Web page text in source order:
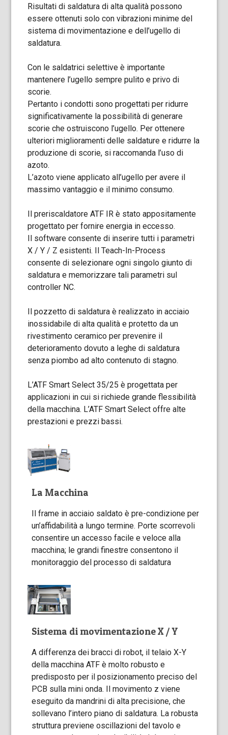
Risultati di saldatura di alta qualità possono
essere ottenuti solo con vibrazioni minime del
sistema di movimentazione e dell’ugello di
saldatura.
Con le saldatrici selettive è importante
mantenere l’ugello sempre pulito e privo di
scorie.
Pertanto i condotti sono progettati per ridurre
significativamente la possibilità di generare
scorie che ostruiscono l’ugello. Per ottenere
ulteriori miglioramenti delle saldature e ridurre la
produzione di scorie, si raccomanda l’uso di
azoto.
L’azoto viene applicato all’ugello per avere il
massimo vantaggio e il minimo consumo.
Il preriscaldatore ATF IR è stato appositamente
progettato per fornire energia in eccesso.
Il software consente di inserire tutti i parametri
X / Y / Z esistenti. Il Teach-In-Process
consente di selezionare ogni singolo giunto di
saldatura e memorizzare tali parametri sul
controller NC.
Il pozzetto di saldatura è realizzato in acciaio
inossidabile di alta qualità e protetto da un
rivestimento ceramico per prevenire il
deterioramento dovuto a leghe di saldatura
senza piombo ad alto contenuto di stagno.
L’ATF Smart Select 35/25 è progettata per
applicazioni in cui si richiede grande flessibilità
della macchina. L’ATF Smart Select offre alte
prestazioni e prezzi bassi.
La Macchina
Il frame in acciaio saldato è pre-condizione per
un’affidabilità a lungo termine. Porte scorrevoli
consentire un accesso facile e veloce alla
macchina; le grandi finestre consentono il
monitoraggio del processo di saldatura
Sistema di movimentazione X / Y
A differenza dei bracci di robot, il telaio X-Y
della macchina ATF è molto robusto e
predisposto per il posizionamento preciso del
PCB sulla mini onda. Il movimento z viene
eseguito da mandrini di alta precisione, che
sollevano l’intero piano di saldatura. La robusta
struttura previene oscillazioni del tavolo e